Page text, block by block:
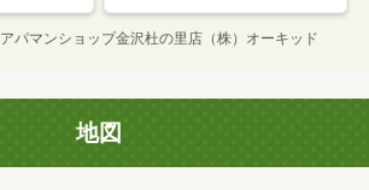
アパマンショップ金沢杜の里店（株）オーキッド
地図